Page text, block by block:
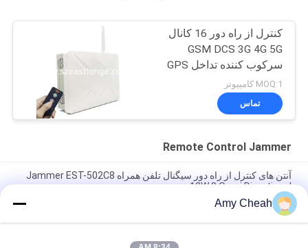
کنترل از راه دور 16 کانال
GSM DCS 3G 4G 5G
سرکوب کننده تداخل GPS
MOQ:1 کامپیوتر
تماس
Remote Control Jammer
آنتن های کنترل از راه دور سیگنال تلفن همراه Jammer EST-502C8
12W 8 Omni Directional
Military
Amy Cheah